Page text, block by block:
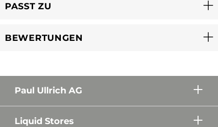
PASST ZU
BEWERTUNGEN
Paul Ullrich AG
Liquid Stores